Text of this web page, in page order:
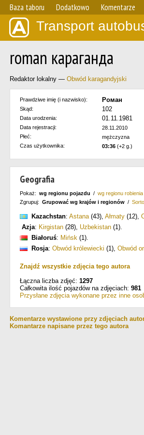
Baza taboru Dodatkowo Komentarze
Transport
roman караганда
Redaktor lokalny — Obwód karagandyjski
Prawdziwe imię (i nazwisko): Роман
Skąd: 102
Data urodzenia: 01.11.1981
Data rejestracji:
28.11.2010
Płeć:
mężczyzna
Czas użytkownika:
03:36 (+2 g.)
Geografia
Pokaż: wg regionu pojazdu / wg regionu
Zgrupuj: Grupować wg krajów i regionów /
Kazachstan: Astana(43), Ałmaty (12),
Azja: Kirgistan (28), Uzbekistan (1).
Białoruś: Mińsk (1).
Rosja: Obwód królewiecki (1), Obwód
Znajdź wszystkie zdjęcia tego autora
Łączna liczba zdjęć: 1297
Całkowita ilość pojazdów na zdjęciach: 981
Przysłane zdjęcia wykonane przez inne
Komentarze wystawione przy zdjęciach
Komantarze napisane przez tego autora